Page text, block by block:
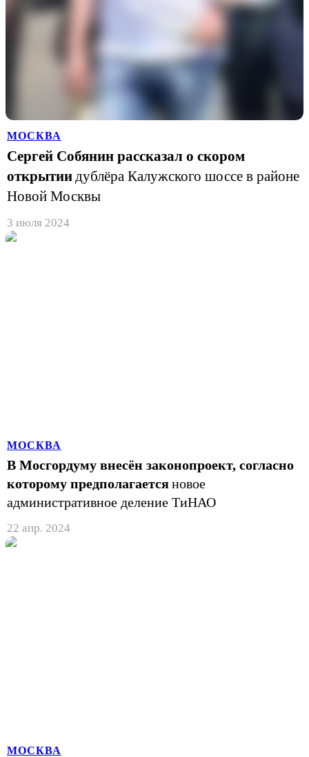
МОСКВА
Сергей Собянин рассказал о скором
открытии дублёра Калужского шоссе в районе
Новой Москвы
3 июля 2024
МОСКВА
В Мосгордуму внесён законопроект, согласно
которому предполагаетсяновое
административное деление ТиНАО
22 апр. 2024
МОСКВА